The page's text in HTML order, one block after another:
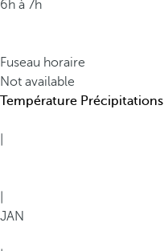
6h à 7h
Fuseau horaire
Not available
Température Précipitations
JAN